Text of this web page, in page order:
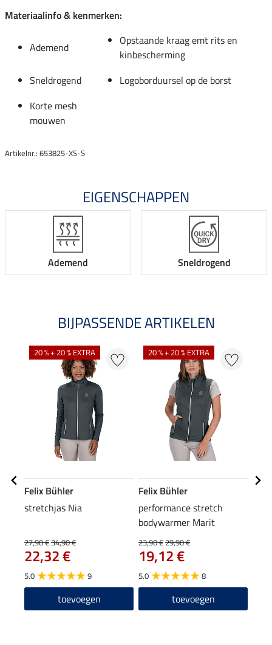
Materiaalinfo & kenmerken:
Ademend
Opstaande kraag emt rits en
kinbescherming
Sneldrogend
Logoborduursel op de borst
Korte mesh
mouwen
Artikelnr.: 653825-XS-S
EIGENSCHAPPEN
Ademend Sneldrogend
BIJPASSENDE ARTIKELEN
20 % + 20 % EXTRA
Felix Bühler
stretchjas Nia
27,90 €34,90 €
22,32 €
5.0 9
toevoegen
20 % + 20 % EXTRA
Felix Bühler
performance stretch
bodywarmer Marit
23,90 €29,90 €
19,12 €
5.0 8
toevoegen